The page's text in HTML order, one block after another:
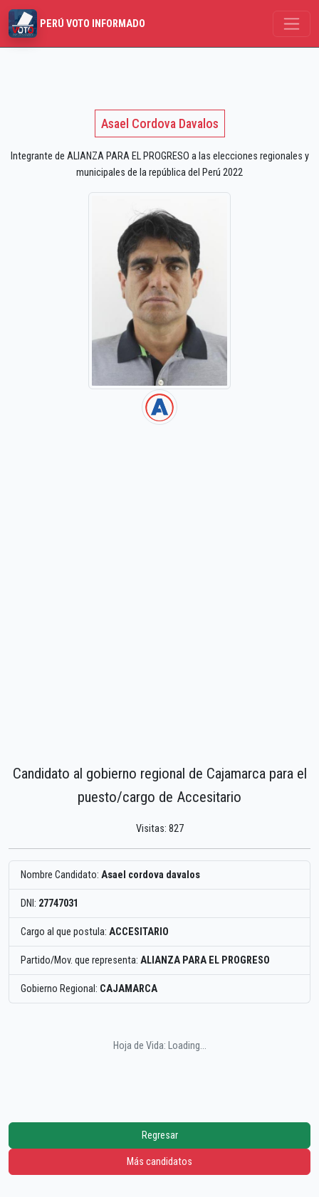
PERÚ VOTO INFORMADO
Asael Cordova Davalos
Integrante de ALIANZA PARA EL PROGRESO a las elecciones regionales y
municipales de la república del Perú 2022
Candidato al gobierno regional de Cajamarca para el
puesto/cargo de Accesitario
Visitas: 827
Nombre Candidato: Asael cordova davalos
DNI: 27747031
Cargo al que postula: ACCESITARIO
Partido/Mov. que representa: ALIANZA PARA EL PROGRESO
Gobierno Regional: CAJAMARCA
Hoja de Vida: Loading...
Regresar
Más candidatos